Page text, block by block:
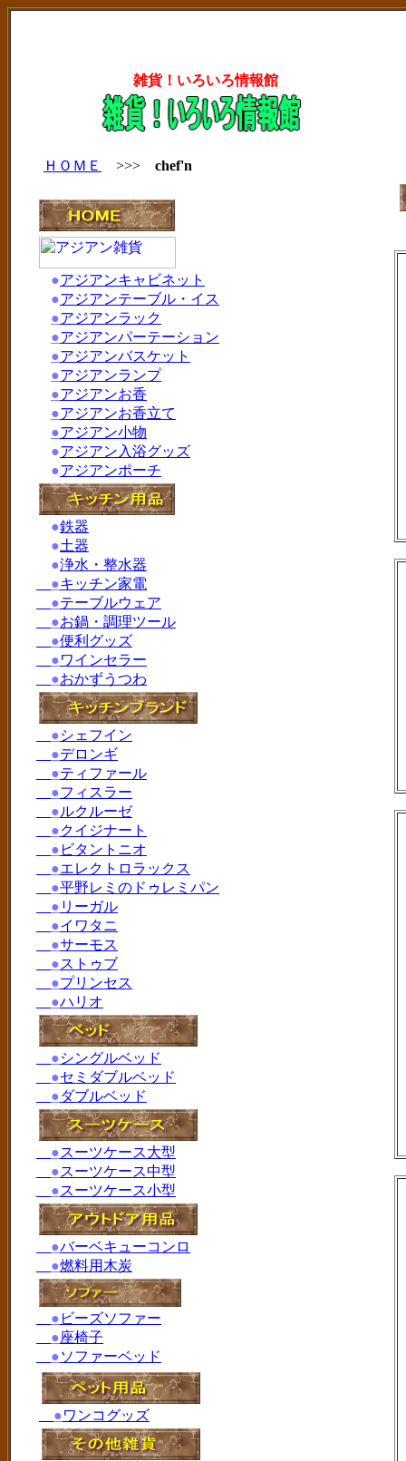
雑貨！いろいろ情報館
ＨＯＭＥ >>> chef'n
●アジアンキャビネット
●アジアンテーブル・イス
●アジアンラック
●アジアンパーテーション
●アジアンバスケット
●アジアンランプ
●アジアンお香
●アジアンお香立て
●アジアン小物
●アジアン入浴グッズ
●アジアンポーチ
●鉄器
●土器
●浄水・整水器
●キッチン家電
●テーブルウェア
●お鍋・調理ツール
●便利グッズ
●ワインセラー
●おかずうつわ
●シェフイン
●デロンギ
●ティファール
●フィスラー
●ルクルーゼ
●クイジナート
● ビタントニオ
●エレクトロラックス
●平野レミのドゥレミパン
● リーガル
●イワタニ
●サーモス
●ストゥブ
●プリンセス
●ハリオ
●シングルベッド
●セミダブルベッド
●ダブルベッド
●スーツケース大型
●スーツケース中型
●スーツケース小型
●バーベキューコンロ
●燃料用木炭
● ビーズソファー
●座椅子
●ソファーベッド
●ワンコグッズ